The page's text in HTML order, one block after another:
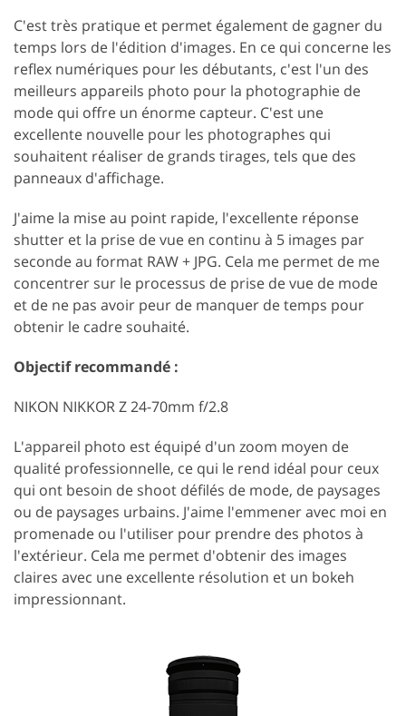
C'est très pratique et permet également de gagner du
temps lors de l'édition d'images. En ce qui concerne les
reflex numériques pour les débutants, c'est l'un des
meilleurs appareils photo pour la photographie de
mode qui offre un énorme capteur. C'est une
excellente nouvelle pour les photographes qui
souhaitent réaliser de grands tirages, tels que des
panneaux d'affichage.
J'aime la mise au point rapide, l'excellente réponse
shutter et la prise de vue en continu à 5 images par
seconde au format RAW + JPG. Cela me permet de me
concentrer sur le processus de prise de vue de mode
et de ne pas avoir peur de manquer de temps pour
obtenir le cadre souhaité.
Objectif recommandé :
NIKON NIKKOR Z 24-70mm f/2.8
L'appareil photo est équipé d'un zoom moyen de
qualité professionnelle, ce qui le rend idéal pour ceux
qui ont besoin de shoot défilés de mode, de paysages
ou de paysages urbains. J'aime l'emmener avec moi en
promenade ou l'utiliser pour prendre des photos à
l'extérieur. Cela me permet d'obtenir des images
claires avec une excellente résolution et un bokeh
impressionnant.